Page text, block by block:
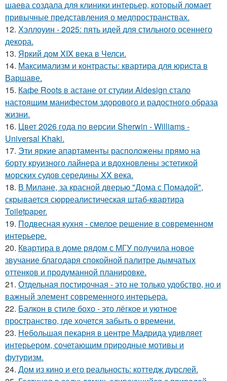
шаева создала для клиники интерьер, который ломает
привычные представления о медпространствах.
12. Хэллоуин - 2025: пять идей для стильного осеннего
декора.
13. Яркий дом XIX века в Челси.
14. Максимализм и контрасты: квартира для юриста в
Варшаве.
15. Кафе Roots в астане от студии Aidesign стало
настоящим манифестом здорового и радостного образа
жизни.
16. Цвет 2026 года по версии Sherwin - Williams -
Universal Khaki.
17. Эти яркие апартаменты расположены прямо на
борту круизного лайнера и вдохновлены эстетикой
морских судов середины XX века.
18. В Милане, за красной дверью "Дома с Помадой",
скрывается сюрреалистическая штаб-квартира
Toiletpaper.
19. Подвесная кухня - смелое решение в современном
интерьере.
20. Квартира в доме рядом с МГУ получила новое
звучание благодаря спокойной палитре дымчатых
оттенков и продуманной планировке.
21. Отдельная постирочная - это не только удобство, но и
важный элемент современного интерьера.
22. Балкон в стиле бохо - это лёгкое и уютное
пространство, где хочется забыть о времени.
23. Небольшая пекарня в центре Мадрида удивляет
интерьером, сочетающим природные мотивы и
футуризм.
24. Дом из кино и его реальность: коттедж дурслей.